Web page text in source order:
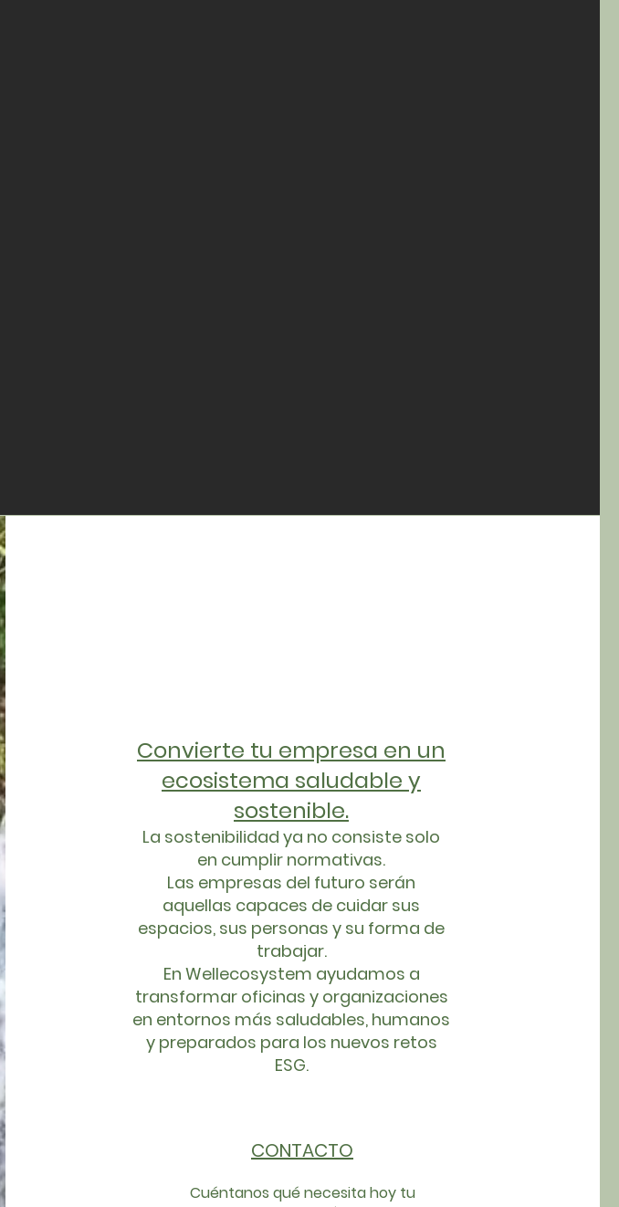
Convierte tu empresa en un
ecosistema saludable y
sostenible.
La sostenibilidad ya no consiste solo
en cumplir normativas.
Las empresas del futuro serán
aquellas capaces de cuidar sus
espacios, sus personas y su forma de
trabajar.
En Wellecosystem ayudamos a
transformar oficinas y organizaciones
en entornos más saludables, humanos
y preparados para los nuevos retos
ESG.
CONTACTO
Cuéntanos qué necesita hoy tu